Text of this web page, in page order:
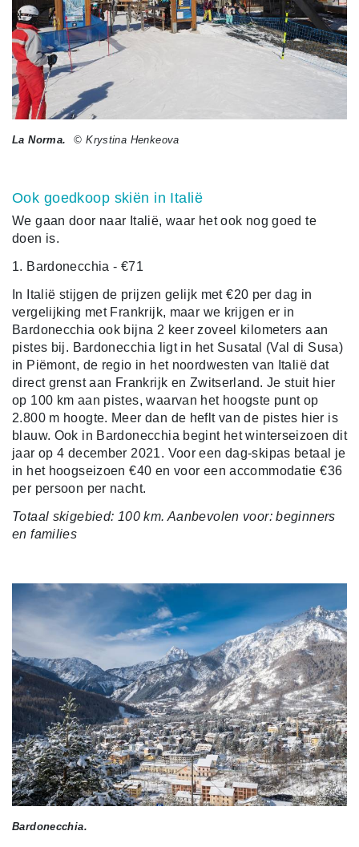
La Norma. © Krystina Henkeova
Ook goedkoop skiën in Italië
We gaan door naar Italië, waar het ook nog goed te
doen is.
1. Bardonecchia - €71
In Italië stijgen de prijzen gelijk met €20 per dag in
vergelijking met Frankrijk, maar we krijgen er in
Bardonecchia ook bijna 2 keer zoveel kilometers aan
pistes bij. Bardonecchia ligt in het Susatal (Val di Susa)
in Piëmont, de regio in het noordwesten van Italië dat
direct grenst aan Frankrijk en Zwitserland. Je stuit hier
op 100 km aan pistes, waarvan het hoogste punt op
2.800 m hoogte. Meer dan de heflt van de pistes hier is
blauw. Ook in Bardonecchia begint het winterseizoen dit
jaar op 4 december 2021. Voor een dag-skipas betaal je
in het hoogseizoen €40 en voor een accommodatie €36
per persoon per nacht.
Totaal skigebied: 100 km. Aanbevolen voor: beginners
en families
Bardonecchia.